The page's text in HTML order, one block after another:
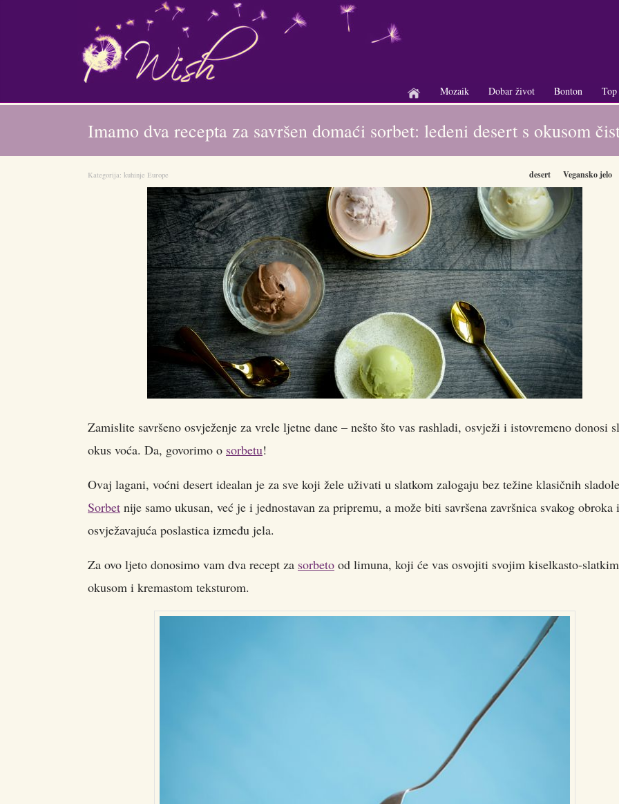
+
Mozaik
+
Dobar život
+
Bonton
Imamo dva recepta za savršen domaći sorbet: ledeni desert s okusom
Kategorija: kuhinje Europe desert Vegansko jelo
Zamislite savršeno osvježenje za vrele ljetne dane – nešto što vas rashladi, osvježi i istovremeno donosi
okus voća. Da, govorimo o sorbetu!
Ovaj lagani, voćni desert idealan je za sve koji žele uživati u slatkom zalogaju bez težine klasičnih
Sorbet nije samo ukusan, već je i jednostavan za pripremu, a može biti savršena završnica svakog obroka
osvježavajuća poslastica između jela.
Za ovo ljeto donosimo vam dva recept za sorbeto od limuna, koji će vas osvojiti svojim kiselkasto-slatkim
okusom i kremastom teksturom.